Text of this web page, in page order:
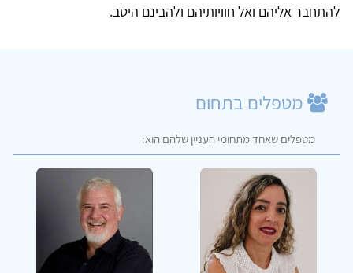
להתחבר אליהם ואל חוויותיהם ולהבינם היטב.
מטפלים בתחום
מטפלים שאחד מתחומי העניין שלהם הוא: